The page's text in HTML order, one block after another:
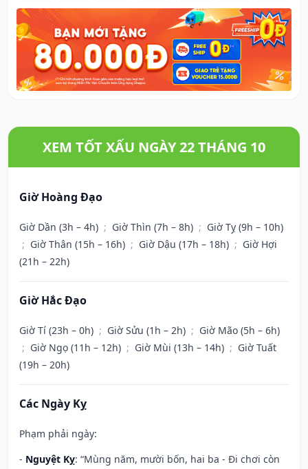
XEM TỐT XẤU NGÀY 22 THÁNG 10
Giờ Hoàng Đạo
Giờ Dần (3h – 4h) ; Giờ Thìn (7h – 8h) ; Giờ Tỵ (9h – 10h)
; Giờ Thân (15h – 16h) ; Giờ Dậu (17h – 18h) ; Giờ Hợi
(21h – 22h)
Giờ Hắc Đạo
Giờ Tí (23h – 0h) ; Giờ Sửu (1h – 2h) ; Giờ Mão (5h – 6h)
; Giờ Ngọ (11h – 12h) ; Giờ Mùi (13h – 14h) ; Giờ Tuất
(19h – 20h)
Các Ngày Kỵ
Phạm phải ngày:
- Nguyệt Kỵ: “Mùng năm, mười bốn, hai ba - Đi chơi còn